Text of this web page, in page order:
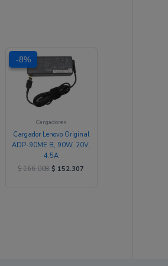
-8%
-8%
Cargadores
Cargador Lenovo Original
ADP-90ME B, 90W, 20V,
4.5A
$166.008
precio
original
era:
$ 166.008.
$ 152.307